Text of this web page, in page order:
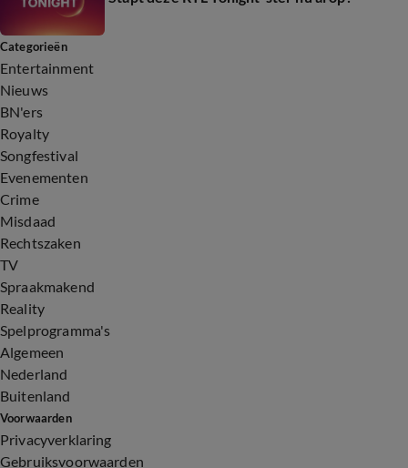
Categorieën
Entertainment
Nieuws
BN'ers
Royalty
Songfestival
Evenementen
Crime
Misdaad
Rechtszaken
TV
Spraakmakend
Reality
Spelprogramma's
Algemeen
Nederland
Buitenland
Voorwaarden
Privacyverklaring
Gebruiksvoorwaarden